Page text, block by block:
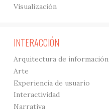
Visualización
INTERACCIÓN
Arquitectura de información
Arte
Experiencia de usuario
Interactividad
Narrativa